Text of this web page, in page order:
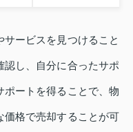
ービスを見つけること
認し、自分に合ったサポ
ポートを得ることで、物
価格で売却することが可